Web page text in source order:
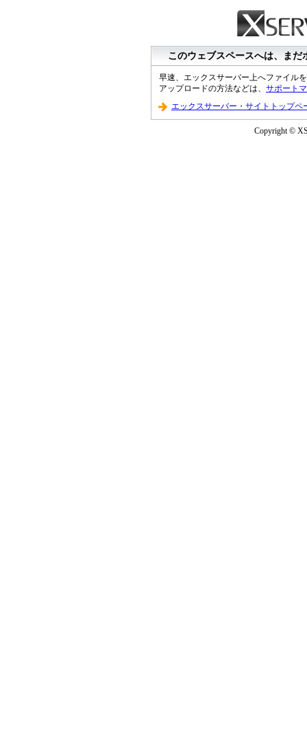
このウェブスペースへは、ま
早速、エックスサーバー上へファイル
アップロードの方法などは、 サポート
エックスサーバー・サイトトップペ
Copyright ©